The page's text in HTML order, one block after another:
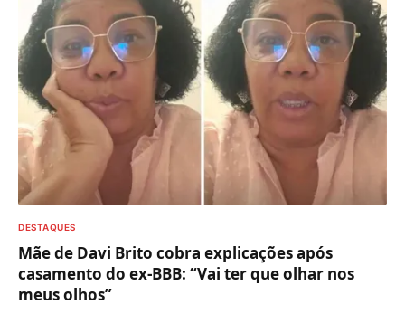
DESTAQUES
Mãe de Davi Brito cobra explicações após
casamento do ex-BBB: “Vai ter que olhar nos
meus olhos”